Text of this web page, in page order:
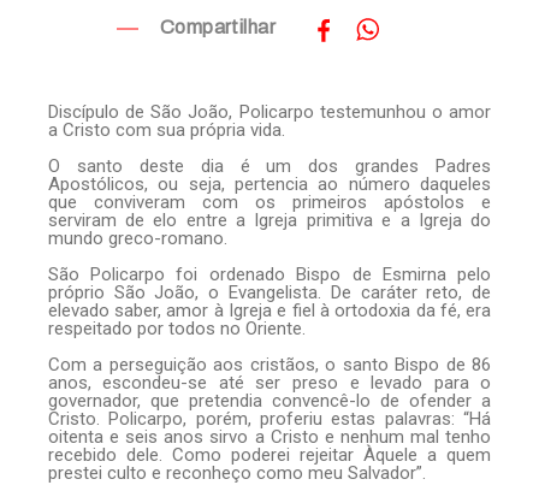
Compartilhar
Discípulo de São João, Policarpo testemunhou o amor
a Cristo com sua própria vida.
O santo deste dia é um dos grandes Padres
Apostólicos, ou seja, pertencia ao número daqueles
que conviveram com os primeiros apóstolos e
serviram de elo entre a Igreja primitiva e a Igreja do
mundo greco-romano.
São Policarpo foi ordenado Bispo de Esmirna pelo
próprio São João, o Evangelista. De caráter reto, de
elevado saber, amor à Igreja e fiel à ortodoxia da fé, era
respeitado por todos no Oriente.
Com a perseguição aos cristãos, o santo Bispo de 86
anos, escondeu-se até ser preso e levado para o
governador, que pretendia convencê-lo de ofender a
Cristo. Policarpo, porém, proferiu estas palavras: “Há
oitenta e seis anos sirvo a Cristo e nenhum mal tenho
recebido dele. Como poderei rejeitar Àquele a quem
prestei culto e reconheço como meu Salvador”.